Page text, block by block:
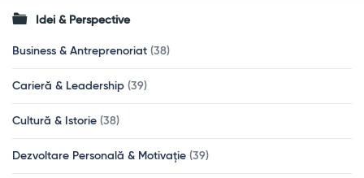
Idei & Perspective
Business & Antreprenoriat (38)
Carieră & Leadership (39)
Cultură & Istorie (38)
Dezvoltare Personală & Motivație (39)